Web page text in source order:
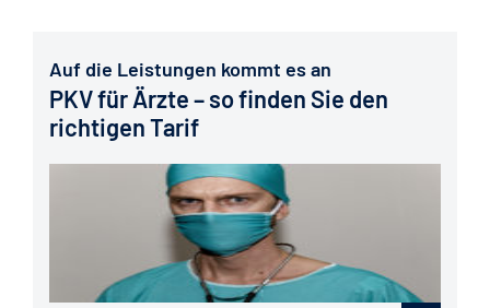
Auf die Leistungen kommt es an
PKV für Ärzte – so finden Sie den
richtigen Tarif